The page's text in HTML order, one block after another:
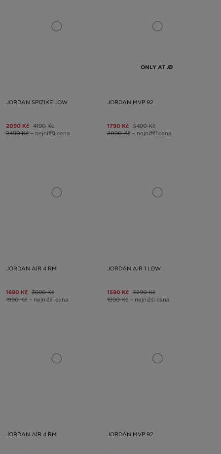
JORDAN SPIZIKE LOW
2090 Kč 4190 Kč
2490 Kč – nejnižší cena
ONLY AT
JORDAN MVP 92
1790 Kč 3490 Kč
2090 Kč – nejnižší cena
JORDAN AIR 4 RM
1690 Kč 3690 Kč
1990 Kč – nejnižší cena
JORDAN AIR 1 LOW
1590 Kč 3290 Kč
1990 Kč – nejnižší cena
JORDAN AIR 4 RM JORDAN MVP 92